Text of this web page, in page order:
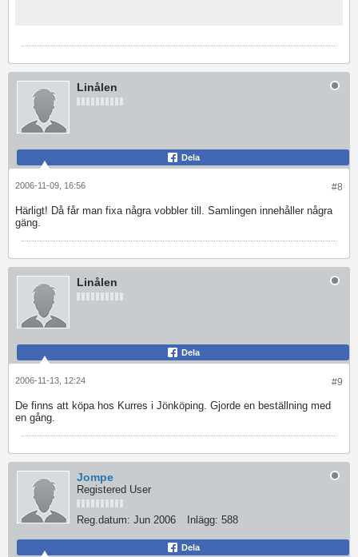
Linålen
Dela
#8
2006-11-09, 16:56
Härligt! Då får man fixa några vobbler till. Samlingen innehåller några
gäng.
Linålen
Dela
#9
2006-11-13, 12:24
De finns att köpa hos Kurres i Jönköping. Gjorde en beställning med
en gång.
Jompe
Registered User
Reg.datum: Jun 2006 Inlägg: 588
Dela